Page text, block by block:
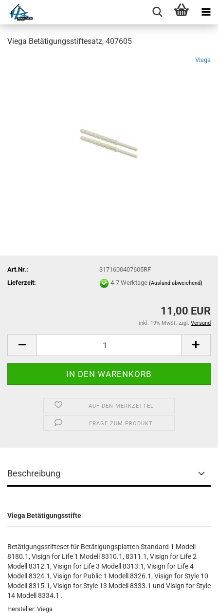
Viega Betätigungsstiftesatz, 407605
Viega
Art.Nr.:
3171600407605RF
Lieferzeit:
4-7 Werktage(Ausland abweichend)
11,00 EUR
inkl. 19% MwSt. zzgl. Versand
AUF DEN MERKZETTEL
FRAGE ZUM PRODUKT
Beschreibung
Viega Betätigungsstifte
Betätigungsstifteset für Betätigungsplatten Standard 1 Modell
8180.1, Visign for Life 1 Modell 8310.1, 8311.1, Visign for Life 2
Modell 8312.1, Visign for Life 3 Modell 8313.1, Visign for Life 4
Modell 8324.1, Visign for Public 1 Modell 8326.1, Visign for Style 10
Modell 8315.1, Visign for Style 13 Modell 8333.1 und Visign for Style
14 Modell 8334.1 .
Hersteller: Viega